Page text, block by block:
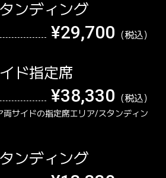
ンディング
¥29,700
ド指定席
¥38,330
サイドの指定席エリア/スタンディン
ンディング